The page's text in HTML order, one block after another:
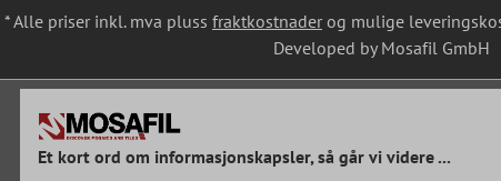
* Alle priser inkl. mva pluss fraktkostnader og mulige
Developed by Mosafil GmbH
Et kort ord om informasjonskapsler, så går vi videre ...